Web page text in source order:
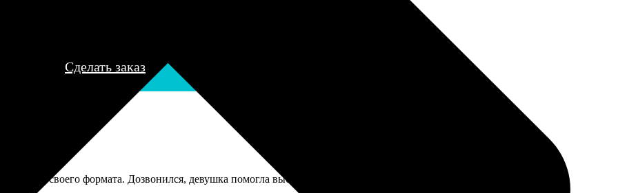
Сделать заказ
для своего формата. Дозвонился, девушка помогла выбрать. Собрали всей семьей, картон плотный, не